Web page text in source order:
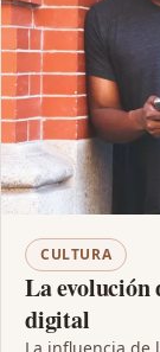
CULTURA
La
digital
La influencia de